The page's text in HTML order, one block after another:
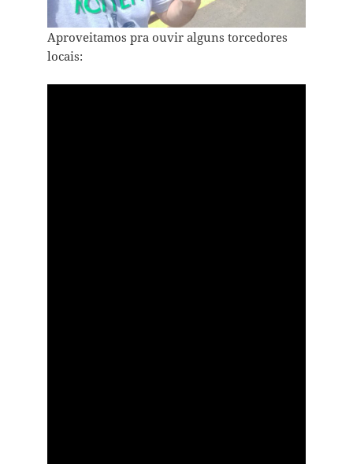
Aproveitamos pra ouvir alguns torcedores
locais: